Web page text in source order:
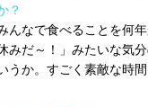
？
んなで食べることを何
みだ～！」みたいな気
うか。すごく素敵な時間